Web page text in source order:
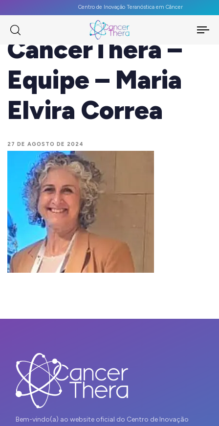
Centro de Inovação Teranóstica em Câncer
CancerThera –
Equipe – Maria
Elvira Correa
27 DE AGOSTO DE 2024
Bem-vindo(a) ao website oficial do Centro de Inovação